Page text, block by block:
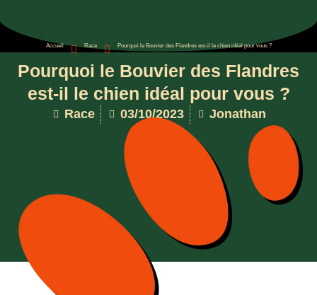
Accueil Race Pourquoi le Bouvier des Flandres est-il le chien idéal pour vous ?
Pourquoi le Bouvier des Flandres
est-il le chien idéal pour vous ?
Race 03/10/2023 Jonathan